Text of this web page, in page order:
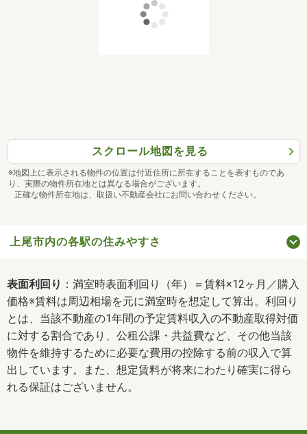
スクロール地図を見る
※地図上に表示される物件の位置は付近住所に所在することを表すものであ
り、実際の物件所在地とは異なる場合がございます。
正確な物件所在地は、取扱い不動産会社にお問い合わせください。
上尾市内の各駅の住みやすさ
表面利回り ：満室時表面利回り（年）＝賃料×12ヶ月／購入
価格※賃料は周辺相場を元に満室時を想定して算出。利回り
とは、当該不動産の1年間の予定賃料収入の不動産取得対価
に対する割合であり、公租公課・共益費など、その他当該
物件を維持するために必要な費用の控除する前の収入で算
出しています。また、想定賃料が将来にわたり確実に得ら
れる保証はございません。